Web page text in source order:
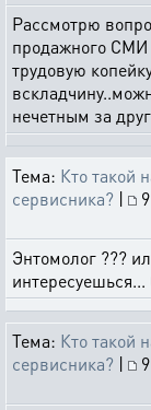
Рассмотрю
продажного СМИ
трудовую
нечетным за
Тема: Кто такой
сервисника? |
Энтомолог ???
Тема: Кто такой
сервисника? |